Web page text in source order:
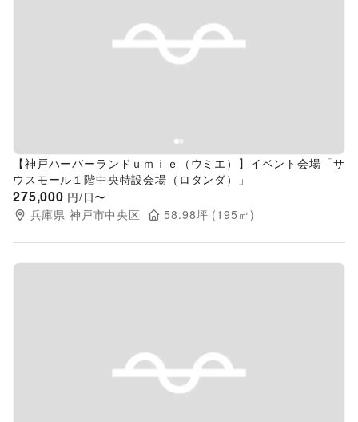
Previous slide
【神戸ハーバーランドｕｍｉｅ（ウミエ）】イベント会場「サ
ウスモール１階中央特設会場（ロタンダ）」
275,000 円/日〜
兵庫県 神戸市中央区 58.98坪 (195 ㎡)
Previous slide